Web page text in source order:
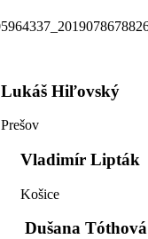
Lukáš Hiľovský
Prešov
Vladimír Lipták
Košice
Dušana Tóthová